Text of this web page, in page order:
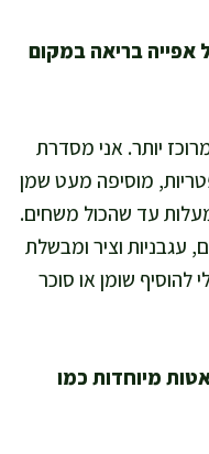
אפייה בריאה במקום
יותר. אני מסדרת
מוסיפה מעט שמן
ואופה 20 דקות בתנור על 200 מעלות עד שהכול משחים.
עגבניות וציר ומבשלת
שומן או סוכר
מיוחדות כמו